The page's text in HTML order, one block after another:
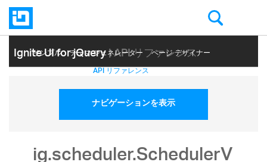
Ignite UI for jQuery| API リファレンス
サンプル テーマ ジェネレーター ページ デザイナー
ヘルプ トピック API リファレンス
ナビゲーションを表示